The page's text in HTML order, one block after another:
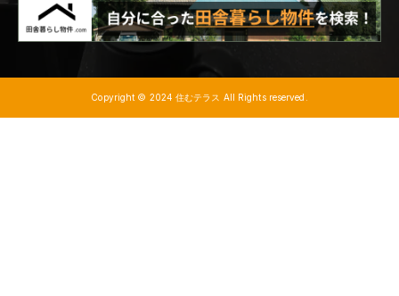
Copyright © 2024 住むテラス All Rights reserved.